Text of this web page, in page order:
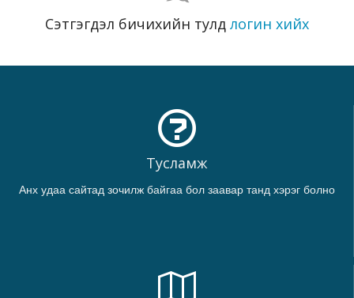
Сэтгэгдэл бичихийн тулд логин хийх
Тусламж
Анх удаа сайтад зочилж байгаа бол заавар танд хэрэг болно